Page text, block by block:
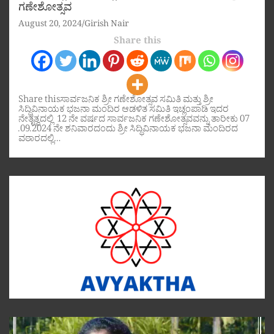
ಗಣೇಶೋತ್ಸವ
August 20, 2024 Girish Nair
Share this
Share thisಸಾರ್ವಜನಿಕ ಶ್ರೀ ಗಣೇಶೋತ್ಸವ ಸಮಿತಿ ಮತ್ತು ಶ್ರೀ
ಸಿದ್ಧಿವಿನಾಯಕ ಭಜನಾ ಮಂದಿರ ಆಡಳಿತ ಸಮಿತಿ ಇಚ್ಲಂಪಾಡಿ ಇದರ
ನೇತೃತ್ವದಲ್ಲಿ 12 ನೇ ವರ್ಷದ ಸಾರ್ವಜನಿಕ ಗಣೇಶೋತ್ಸವವನ್ನು ತಾರೀಕು 07
.09.2024 ನೇ ಶನಿವಾರದಂದು ಶ್ರೀ ಸಿದ್ಧಿವಿನಾಯಕ ಭಜನಾ ಮಂದಿರದ
ವಠಾರದಲ್ಲಿ…